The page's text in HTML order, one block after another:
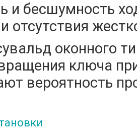
и бесшумность
отсутствия
оконного
ключа
вероятность